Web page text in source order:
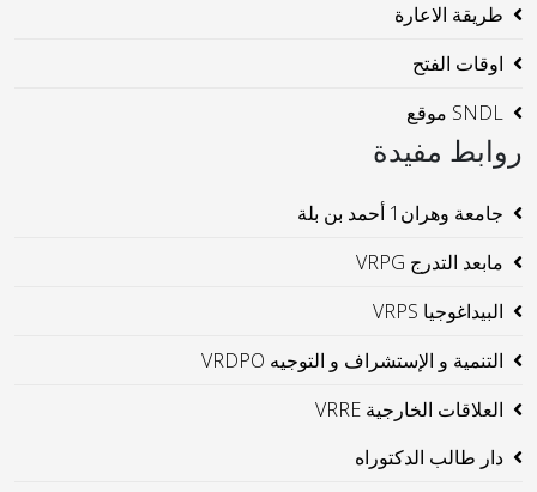
طريقة الاعارة
اوقات الفتح
SNDL موقع
روابط مفيدة
جامعة وهران1 أحمد بن بلة
مابعد التدرج VRPG
البيداغوجيا VRPS
التنمية و الإستشراف و التوجيه VRDPO
العلاقات الخارجية VRRE
دار طالب الدكتوراه